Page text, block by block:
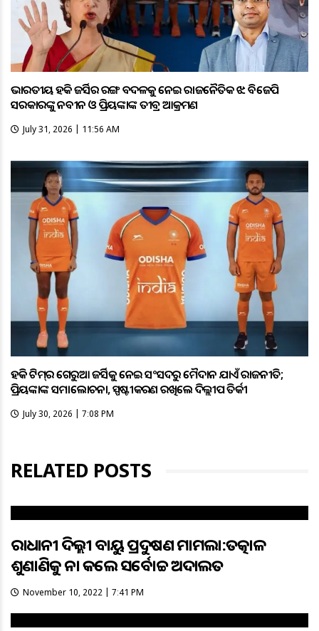
ଭାରତୀୟ ହକି ଜର୍ସିର ରଙ୍ଗ ବଦଳକୁ ନେଇ ରାଜନୈତିକ ଝଡ଼: ବିଜେପି
ସରକାରଙ୍କୁ ନବୀନ ଓ ପ୍ରିୟଙ୍କାଙ୍କ ତୀବ୍ର ଆକ୍ରମଣ
July 31, 2026 | 11:56 AM
ହକି ଟିମ୍‌ର ଗେରୁଆ ଜର୍ସିକୁ ନେଇ ସଂସଦରୁ ମୈଦାନ ଯାଏଁ ରାଜନୀତି;
ପ୍ରିୟଙ୍କାଙ୍କ ସମାଲୋଚନା, ସ୍ପଷ୍ଟୀକରଣ ରଖିଲେ ଦିଲ୍ଲୀପ ତିର୍କୀ
July 30, 2026 | 7:08 PM
RELATED POSTS
ରାଜଧାନୀ ଦିଲ୍ଲୀ ବାୟୁ ପ୍ରଦୁଷଣ ମାମଲା:ତତ୍କାଳ
ଶୁଣାଣିକୁ ନା କଲେ ସର୍ବୋଚ୍ଚ ଅଦାଲତ
November 10, 2022 | 7:41 PM